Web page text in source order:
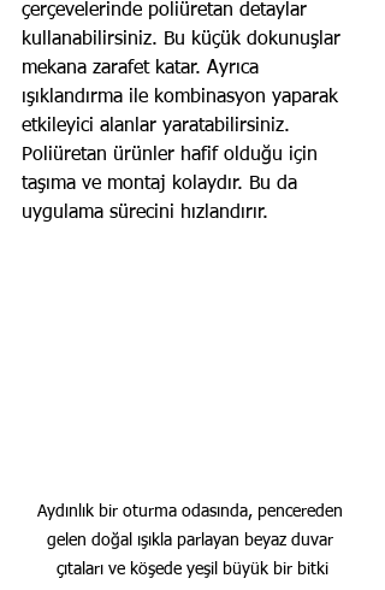
çerçevelerinde poliüretan detaylar
kullanabilirsiniz. Bu küçük dokunuşlar
mekana zarafet katar. Ayrıca
ışıklandırma ile kombinasyon yaparak
etkileyici alanlar yaratabilirsiniz.
Poliüretan ürünler hafif olduğu için
taşıma ve montaj kolaydır. Bu da
uygulama sürecini hızlandırır.
Aydınlık bir oturma odasında, pencereden
gelen doğal ışıkla parlayan beyaz duvar
çıtaları ve köşede yeşil büyük bir bitki